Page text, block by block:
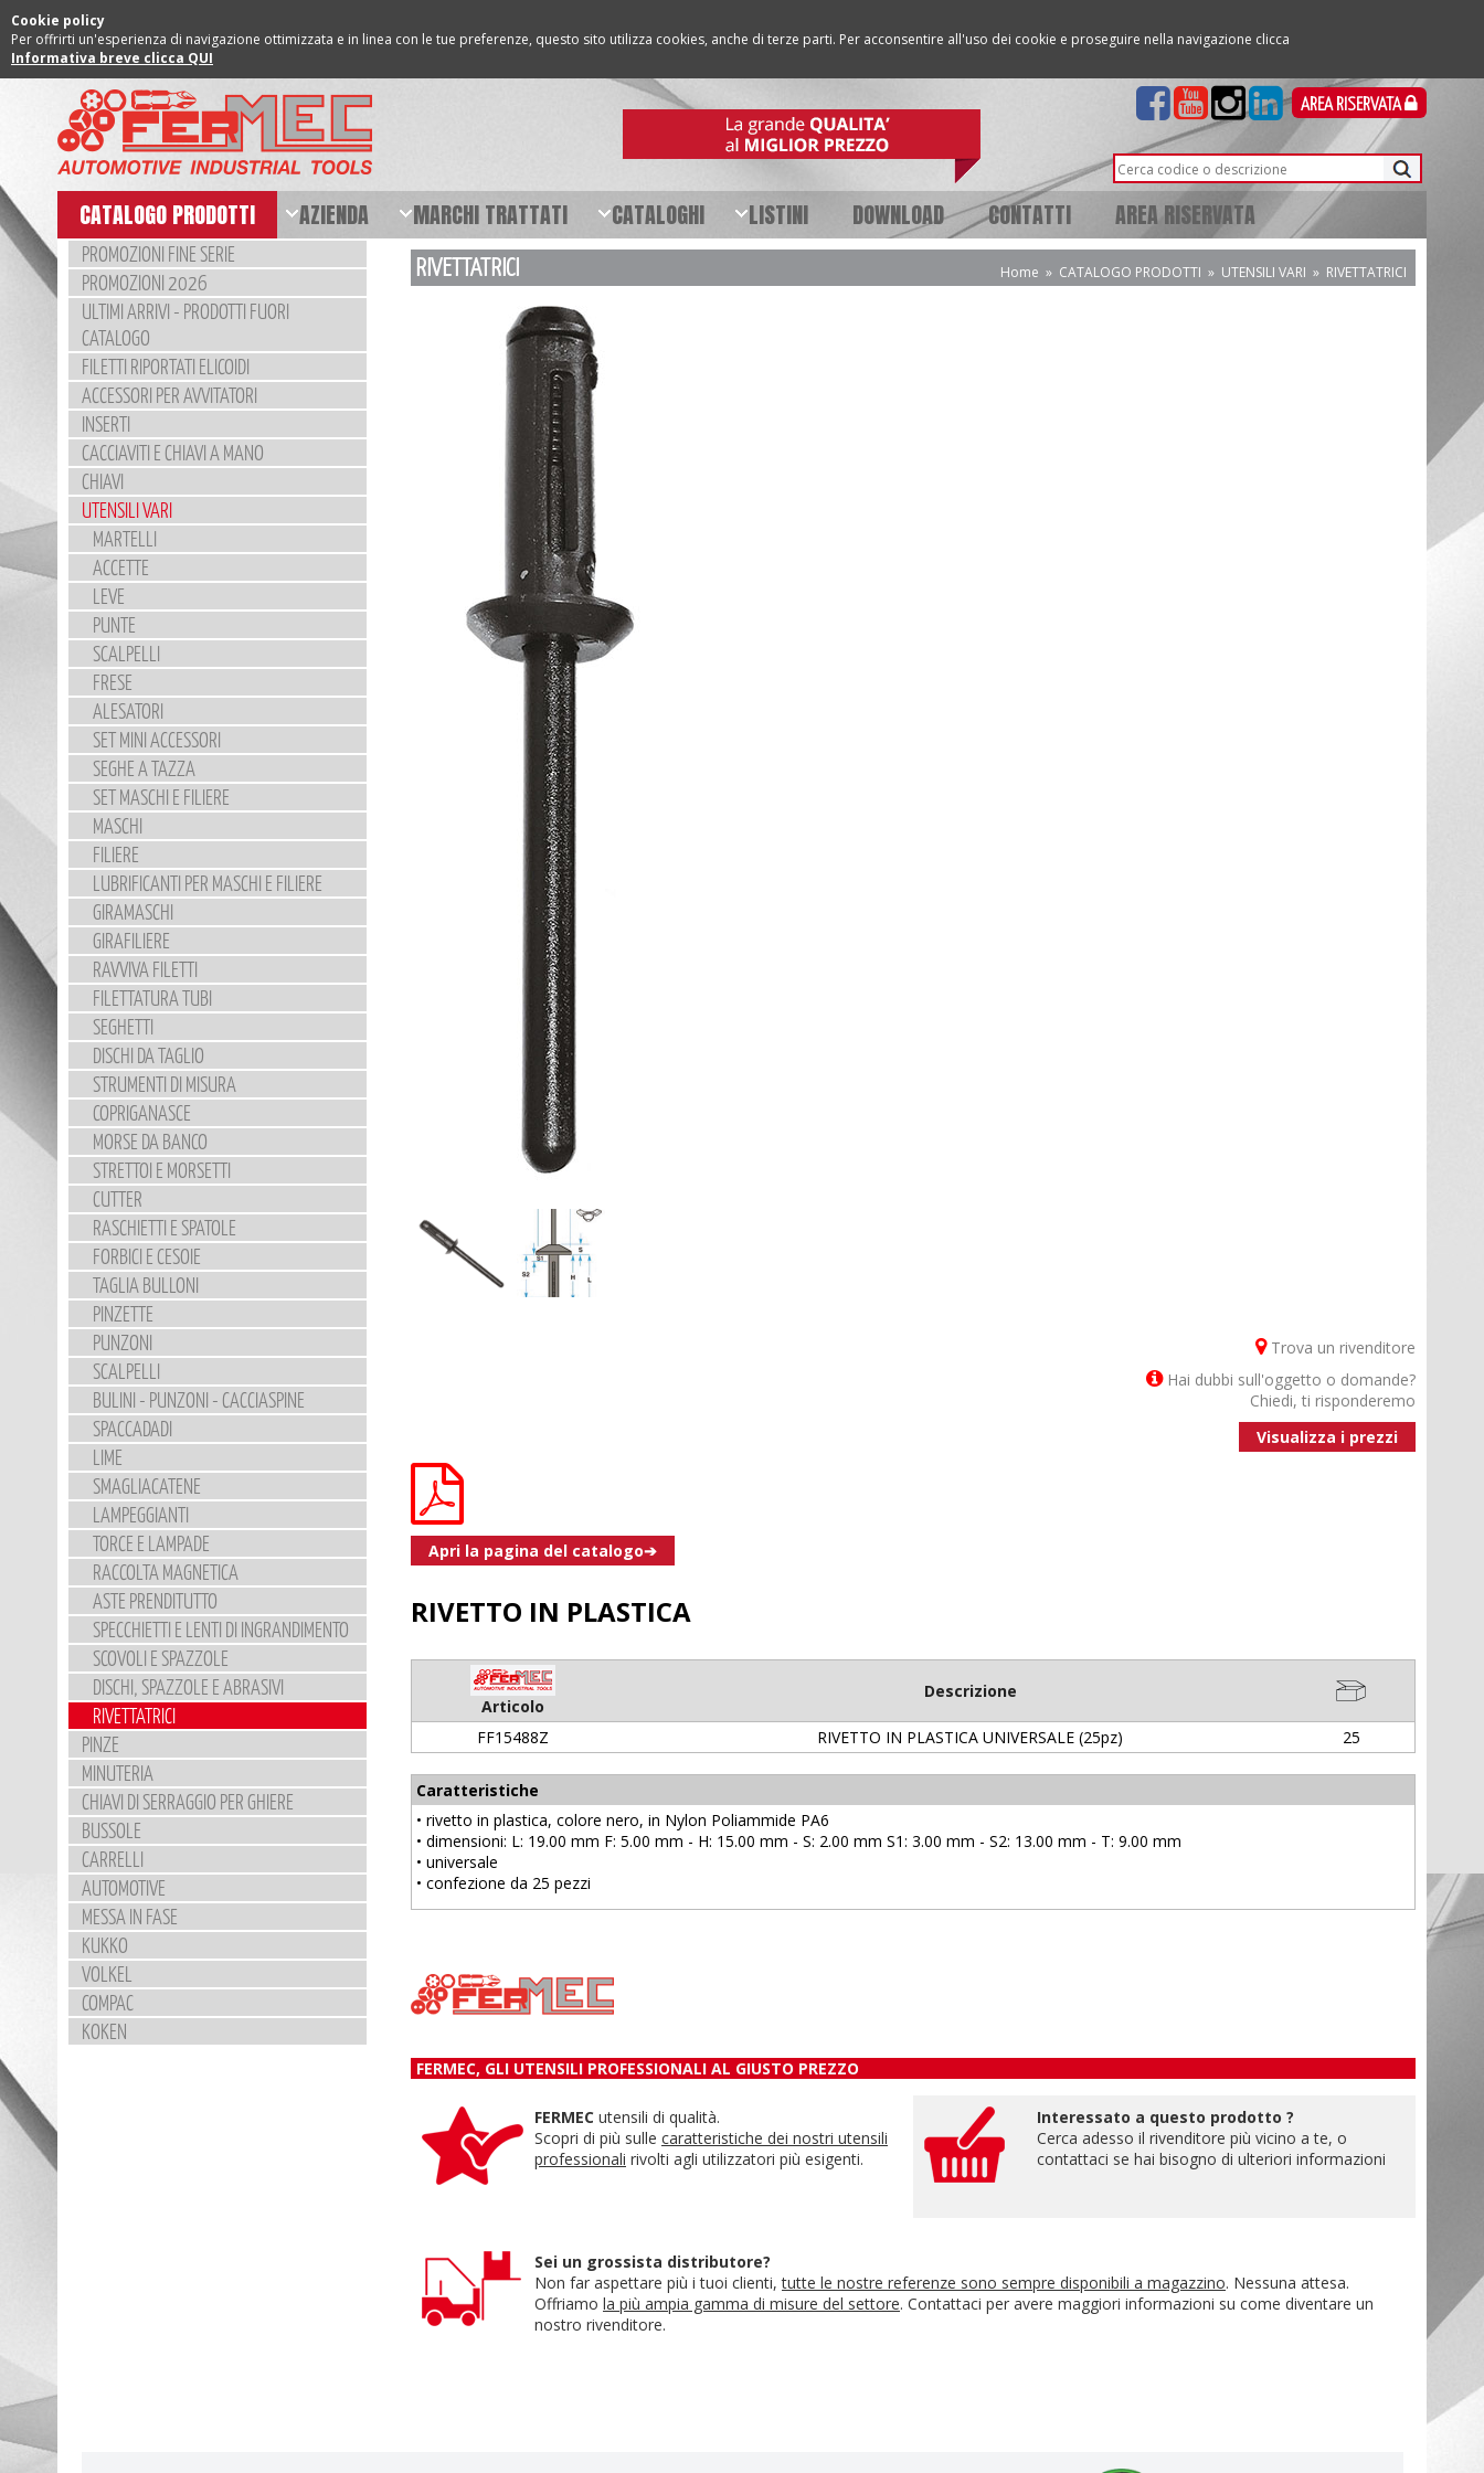
Cookie policy
Per offrirti un'esperienza di navigazione ottimizzata e in linea con le tue preferenze, questo sito utilizza cookies, anche di terze parti. Per acconsentire all'uso dei cookie e proseguire nella navigazione clicca
Informativa breve clicca QUI
AREA RISERVATA
CATALOGO PRODOTTI AZIENDA MARCHI TRATTATI CATALOGHI LISTINI DOWNLOAD CONTATTI AREA RISERVATA
PROMOZIONI FINE SERIE
PROMOZIONI 2026
ULTIMI ARRIVI - PRODOTTI FUORI
CATALOGO
FILETTI RIPORTATI ELICOIDI
ACCESSORI PER AVVITATORI
INSERTI
CACCIAVITI E CHIAVI A MANO
CHIAVI
UTENSILI VARI
MARTELLI
ACCETTE
LEVE
PUNTE
SCALPELLI
FRESE
ALESATORI
SET MINI ACCESSORI
SEGHE A TAZZA
SET MASCHI E FILIERE
MASCHI
FILIERE
LUBRIFICANTI PER MASCHI E FILIERE
GIRAMASCHI
GIRAFILIERE
RAVVIVA FILETTI
FILETTATURA TUBI
SEGHETTI
DISCHI DA TAGLIO
STRUMENTI DI MISURA
COPRIGANASCE
MORSE DA BANCO
STRETTOI E MORSETTI
CUTTER
RASCHIETTI E SPATOLE
FORBICI E CESOIE
TAGLIA BULLONI
PINZETTE
PUNZONI
SCALPELLI
BULINI - PUNZONI - CACCIASPINE
SPACCADADI
LIME
SMAGLIACATENE
LAMPEGGIANTI
TORCE E LAMPADE
RACCOLTA MAGNETICA
ASTE PRENDITUTTO
SPECCHIETTI E LENTI DI INGRANDIMENTO
SCOVOLI E SPAZZOLE
DISCHI, SPAZZOLE E ABRASIVI
RIVETTATRICI
PINZE
MINUTERIA
CHIAVI DI SERRAGGIO PER GHIERE
BUSSOLE
CARRELLI
AUTOMOTIVE
MESSA IN FASE
KUKKO
VOLKEL
COMPAC
KOKEN
RIVETTATRICI Home » CATALOGO PRODOTTI » UTENSILI VARI » RIVETTATRICI
Trova un rivenditore
Hai dubbi sull'oggetto o domande?
Chiedi, ti risponderemo
Visualizza i prezzi
Apri la pagina del catalogo➔
RIVETTO IN PLASTICA
Articolo
Descrizione
FF15488Z RIVETTO IN PLASTICA UNIVERSALE (25pz) 25
Caratteristiche
• rivetto in plastica, colore nero, in Nylon Poliammide PA6
• dimensioni: L: 19.00 mm F: 5.00 mm - H: 15.00 mm - S: 2.00 mm S1: 3.00 mm - S2: 13.00 mm - T: 9.00 mm
• universale
• confezione da 25 pezzi
FERMEC, GLI UTENSILI PROFESSIONALI AL GIUSTO PREZZO
FERMEC utensili di qualità.
Scopri di più sulle caratteristiche dei nostri utensili
professionali rivolti agli utilizzatori più esigenti.
Interessato a questo prodotto ?
Cerca adesso il rivenditore più vicino a te, o
contattaci se hai bisogno di ulteriori informazioni
Sei un grossista distributore?
Non far aspettare più i tuoi clienti,tutte le nostre referenze sono sempre disponibili a magazzino. Nessuna attesa.
Offriamo la più ampia gamma di misure del settore. Contattaci per avere maggiori informazioni su come diventare un
nostro rivenditore.